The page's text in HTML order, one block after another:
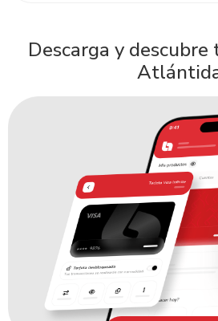
Descarga y